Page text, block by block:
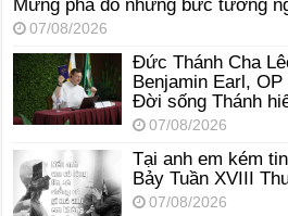
Mừng phá đổ những bức tường
07/08/2026
Đức Thánh Cha
Benjamin Earl,
Đời sống Thánh
07/08/2026
Tại anh em kém
Bảy Tuần XVIII
07/08/2026